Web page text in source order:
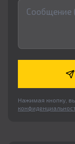
Нажимая кнопку,